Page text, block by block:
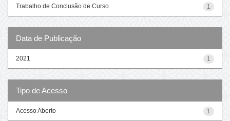
1
Trabalho de Conclusão de Curso
Data de Publicação
1
2021
Tipo de Acesso
1
Acesso Aberto